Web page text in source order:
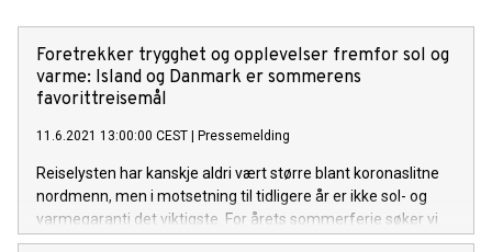
Foretrekker trygghet og opplevelser fremfor sol og
varme: Island og Danmark er sommerens
favorittreisemål
11.6.2021 13:00:00 CEST | Pressemelding
Reiselysten har kanskje aldri vært større blant koronaslitne
nordmenn, men i motsetning til tidligere år er ikke sol- og
varmegaranti det viktigste. For årets sommerferie søker vi
trygghet, og gode opplevelser.